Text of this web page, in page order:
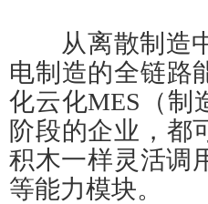
从离散制造中
电制造的全链路
化云化MES（
阶段的企业，都
积木一样灵活调
等能力模块。